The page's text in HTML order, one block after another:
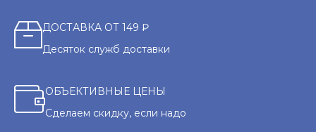
ДОСТАВКА ОТ 149 ₽
Десяток служб доставки
ОБЪЕКТИВНЫЕ ЦЕНЫ
Сделаем скидку, если надо